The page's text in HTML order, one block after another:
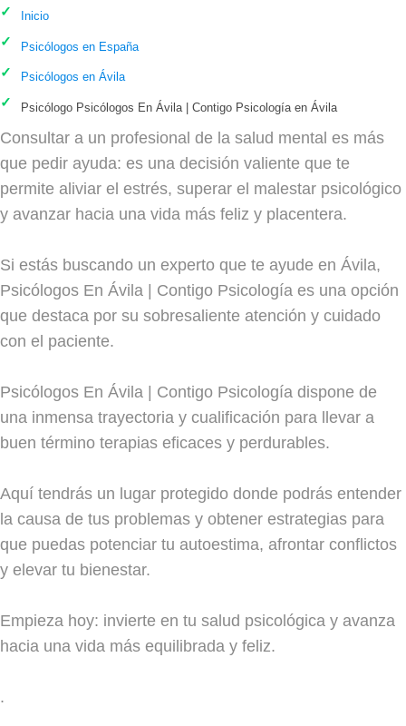
Inicio
Psicólogos en España
Psicólogos en Ávila
Psicólogo Psicólogos En Ávila | Contigo Psicología en Ávila
Consultar a un profesional de la salud mental es más
que pedir ayuda: es una decisión valiente que te
permite aliviar el estrés, superar el malestar psicológico
y avanzar hacia una vida más feliz y placentera.
Si estás buscando un experto que te ayude en Ávila,
Psicólogos En Ávila | Contigo Psicología es una opción
que destaca por su sobresaliente atención y cuidado
con el paciente.
Psicólogos En Ávila | Contigo Psicología dispone de
una inmensa trayectoria y cualificación para llevar a
buen término terapias eficaces y perdurables.
Aquí tendrás un lugar protegido donde podrás entender
la causa de tus problemas y obtener estrategias para
que puedas potenciar tu autoestima, afrontar conflictos
y elevar tu bienestar.
Empieza hoy: invierte en tu salud psicológica y avanza
hacia una vida más equilibrada y feliz.
.